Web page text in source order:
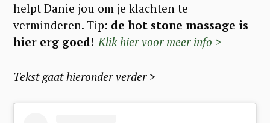
helpt Danie jou om je klachten te
verminderen. Tip: de hot stone massage is
hier erg goed! Klik hier voor meer info >
Tekst gaat hieronder verder >